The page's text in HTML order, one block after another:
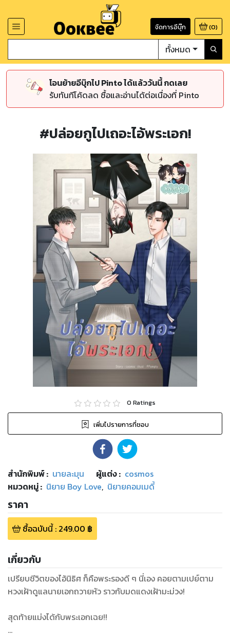
จัดการอีบุ๊ก (0)
ทั้งหมด
โอนย้ายอีบุ๊กไป Pinto ได้แล้ววันนี้ กดเลย
รับทันทีโค้ดลด ซื้อและอ่านได้ต่อเนื่องที่ Pinto
#ปล่อยกูไปเถอะไอ้พระเอก!
0 Ratings
เพิ่มไปรายการที่ชอบ
สำนักพิมพ์: นายละมุน ผู้แต่ง : cosmos
หมวดหมู่: นิยาย Boy Love, นิยายคอมเมดี้
ราคา
ซื้อฉบับนี้: 249.00 ฿
เกี่ยวกับ
เปรียบชีวิตของไอ้นิธิศ ก็คือพระรองดี ๆ นี่เอง คอยตามเปย์ตาม
หวงเฝ้าดูแลนายเอกถวายหัว ราวกับมดแดงเฝ้ามะม่วง!
สุดท้ายแม่งได้กับพระเอกเฉย!!